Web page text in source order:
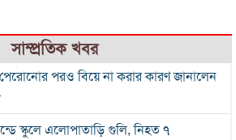
সাম্প্রতিক খবর
পরও বিয়ে না করার কারণ জানালেন
স্কুলে এলোপাতাড়ি গুলি, নিহত ৭